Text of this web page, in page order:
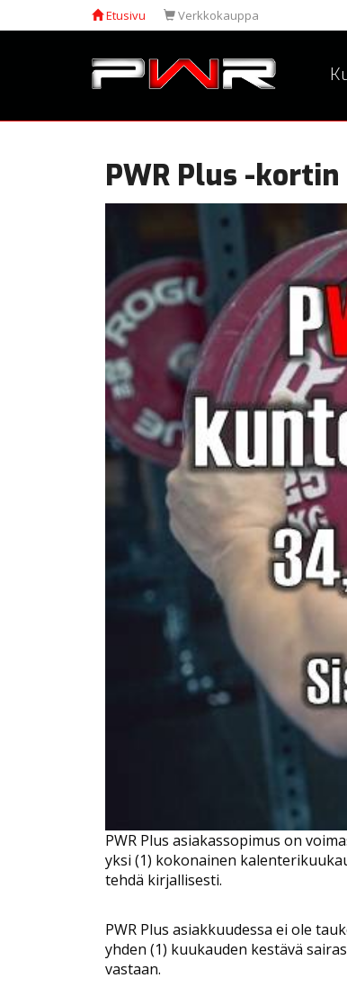
Etusivu Verkkokauppa
PWR Plus -
PWR Plus asiakassopimus on
yksi (1) kokonainen
tehdä kirjallisesti.
PWR Plus asiakkuudessa ei ole
yhden (1) kuukauden kestävä
vastaan.